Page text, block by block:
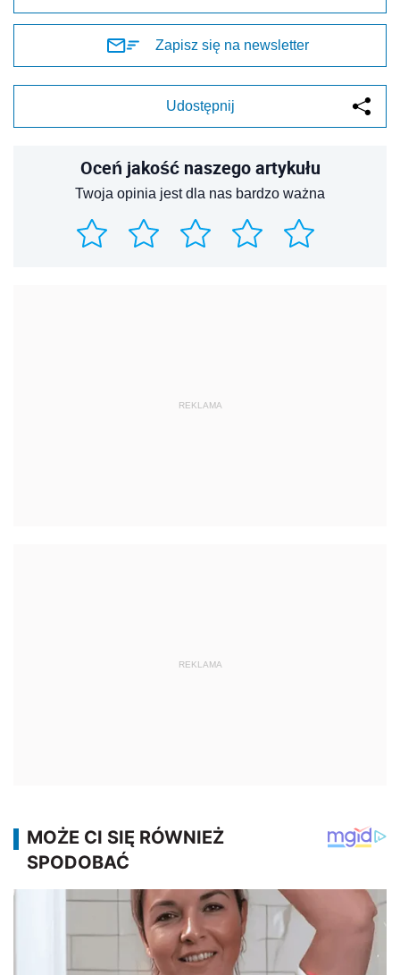
Zapisz się na newsletter
Udostępnij
Oceń jakość naszego artykułu
Twoja opinia jest dla nas bardzo ważna
REKLAMA
REKLAMA